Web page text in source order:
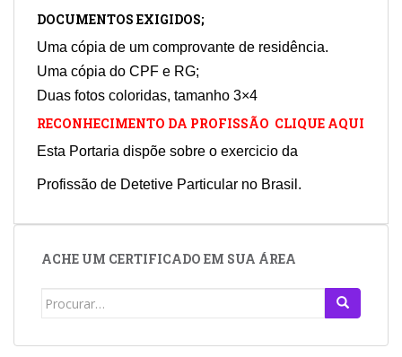
DOCUMENTOS EXIGIDOS;
Uma cópia de um comprovante de residência.
Uma cópia do CPF e RG;
Duas fotos coloridas, tamanho 3×4
RECONHECIMENTO DA PROFISSÃO CLIQUE AQUI
Esta Portaria dispõe sobre o exercicio da
Profissão de Detetive Particular no Brasil.
ACHE UM CERTIFICADO EM SUA ÁREA
Search